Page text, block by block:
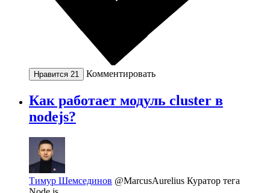
Нравится 21 Комментировать
Как работает модуль cluster в
nodejs?
Тимур Шемсединов @MarcusAurelius Куратор тега